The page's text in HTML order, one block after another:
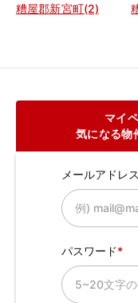
糟屋郡新宮町(2)
マイ
気になる物
メールアドレス
パスワード